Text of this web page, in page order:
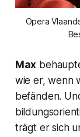
Opera
Max
wie er, wenn
befänden.
trägt er sich